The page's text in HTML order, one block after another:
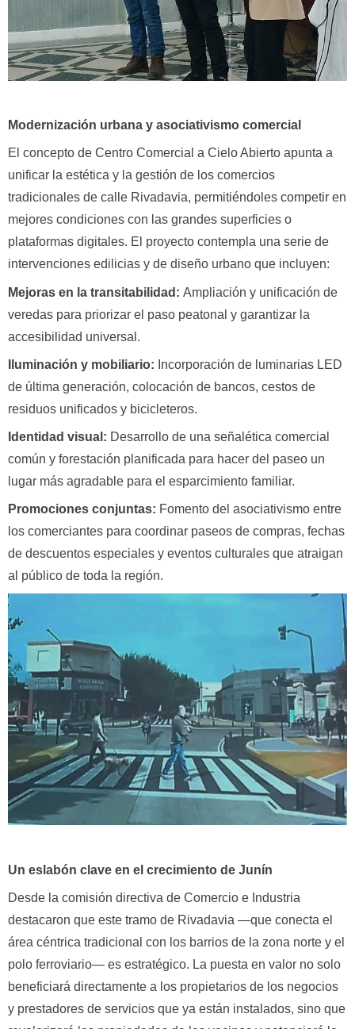
Modernización urbana y asociativismo comercial
El concepto de Centro Comercial a Cielo Abierto apunta a
unificar la estética y la gestión de los comercios
tradicionales de calle Rivadavia, permitiéndoles competir en
mejores condiciones con las grandes superficies o
plataformas digitales. El proyecto contempla una serie de
intervenciones edilicias y de diseño urbano que incluyen:
Mejoras en la transitabilidad: Ampliación y unificación de
veredas para priorizar el paso peatonal y garantizar la
accesibilidad universal.
Iluminación y mobiliario: Incorporación de luminarias LED
de última generación, colocación de bancos, cestos de
residuos unificados y bicicleteros.
Identidad visual: Desarrollo de una señalética comercial
común y forestación planificada para hacer del paseo un
lugar más agradable para el esparcimiento familiar.
Promociones conjuntas: Fomento del asociativismo entre
los comerciantes para coordinar paseos de compras, fechas
de descuentos especiales y eventos culturales que atraigan
al público de toda la región.
Un eslabón clave en el crecimiento de Junín
Desde la comisión directiva de Comercio e Industria
destacaron que este tramo de Rivadavia —que conecta el
área céntrica tradicional con los barrios de la zona norte y el
polo ferroviario— es estratégico. La puesta en valor no solo
beneficiará directamente a los propietarios de los negocios
y prestadores de servicios que ya están instalados, sino que